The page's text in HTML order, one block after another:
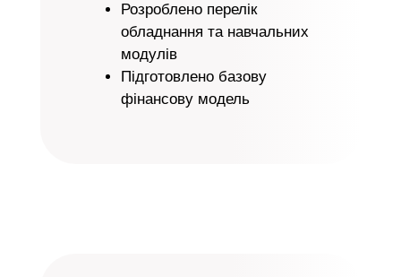
Розроблено перелік
обладнання та навчальних
модулів
Підготовлено базову
фінансову модель